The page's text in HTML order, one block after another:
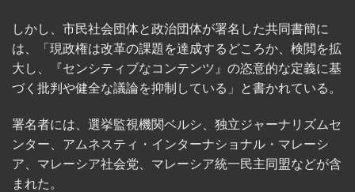
しかし、市民社会団体と政治団体が署名した共同書簡に
は、「現政権は改革の課題を達成するどころか、検閲を拡
大し、『センシティブなコンテンツ』の恣意的な定義に基
づく批判や健全な議論を抑制している」と書かれている。
署名者には、選挙監視機関ベルシ、独立ジャーナリズムセ
ンター、アムネスティ・インターナショナル・マレーシ
ア、マレーシア社会党、マレーシア統一民主同盟などが含
まれた。